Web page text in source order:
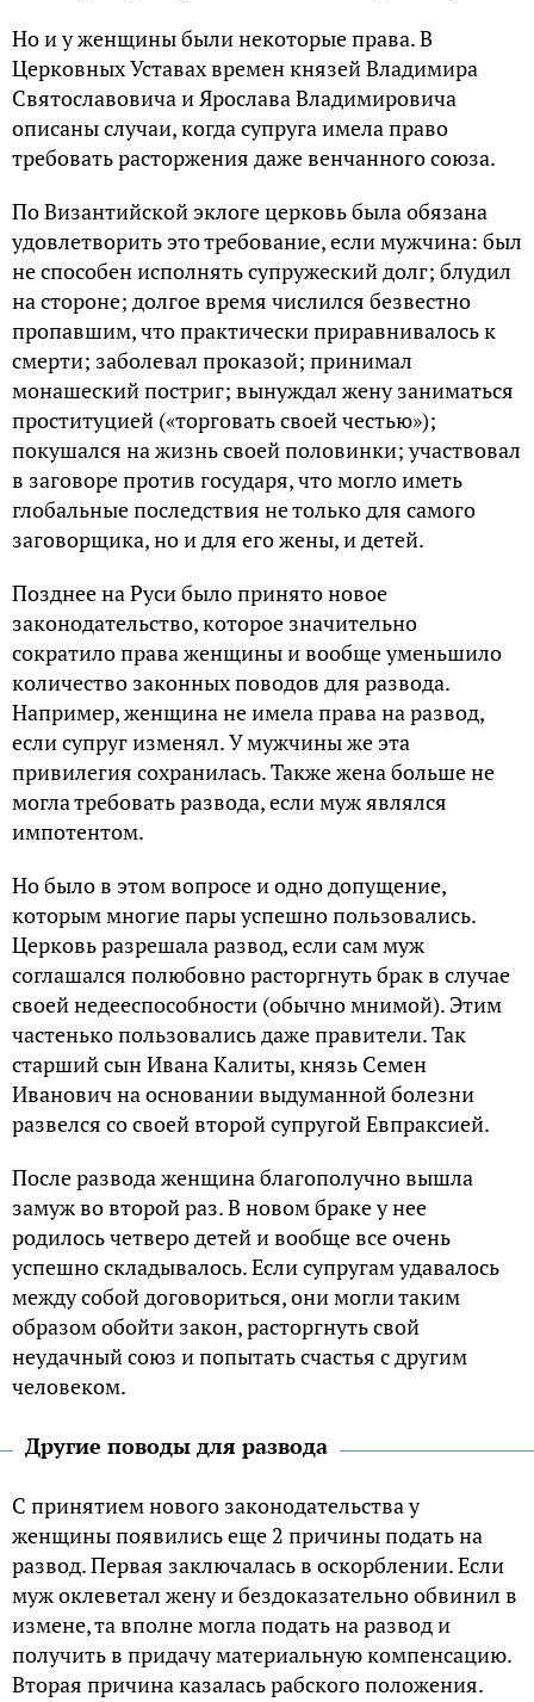
Но и у женщины были некоторые права. В
Церковных Уставах времен князей Владимира
Святославовича и Ярослава Владимировича
описаны случаи, когда супруга имела право
требовать расторжения даже венчанного союза.
По Византийской эклоге церковь была обязана
удовлетворить это требование, если мужчина: был
не способен исполнять супружеский долг; блудил
на стороне; долгое время числился безвестно
пропавшим, что практически приравнивалось к
смерти; заболевал проказой; принимал
монашеский постриг; вынуждал жену заниматься
проституцией («торговать своей честью»);
покушался на жизнь своей половинки; участвовал
в заговоре против государя, что могло иметь
глобальные последствия не только для самого
заговорщика, но и для его жены, и детей.
Позднее на Руси было принято новое
законодательство, которое значительно
сократило права женщины и вообще уменьшило
количество законных поводов для развода.
Например, женщина не имела права на развод,
если супруг изменял. У мужчины же эта
привилегия сохранилась. Также жена больше не
могла требовать развода, если муж являлся
импотентом.
Но было в этом вопросе и одно допущение,
которым многие пары успешно пользовались.
Церковь разрешала развод, если сам муж
соглашался полюбовно расторгнуть брак в случае
своей недееспособности (обычно мнимой). Этим
частенько пользовались даже правители. Так
старший сын Ивана Калиты, князь Семен
Иванович на основании выдуманной болезни
развелся со своей второй супругойЕвпраксией.
После развода женщина благополучно вышла
замуж во второй раз. В новом браке у нее
родилось четверо детей и вообще все очень
успешно складывалось. Если супругам удавалось
между собой договориться, они могли таким
образом обойти закон, расторгнуть свой
неудачный союз и попытать счастья с другим
человеком.
Другие поводы для развода
С принятием нового законодательства у
женщины появились еще 2 причины подать на
развод. Первая заключалась в оскорблении. Если
муж оклеветал жену и бездоказательно обвинил в
измене, та вполне могла подать на развод и
получить в придачу материальную компенсацию.
Вторая причина казалась рабского положения.